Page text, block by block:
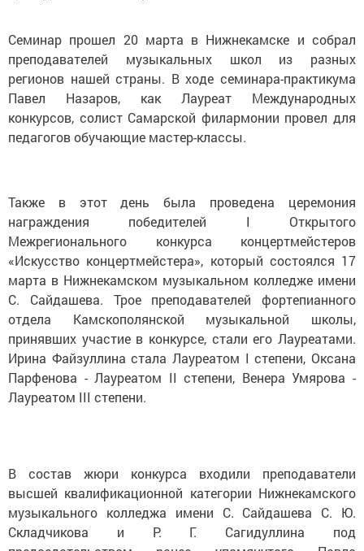
Семинар прошел 20 марта в Нижнекамске и собрал
преподавателей музыкальных школ из разных
регионов нашей страны. В ходе семинара-практикума
Павел Назаров, как Лауреат Международных
конкурсов, солист Самарской филармонии провел для
педагогов обучающие мастер-классы.
Также в этот день была проведена церемония
награждения победителей I Открытого
Межрегионального конкурса концертмейстеров
«Искусство концертмейстера», который состоялся 17
марта в Нижнекамском музыкальном колледже имени
С. Сайдашева. Трое преподавателей фортепианного
отдела Камскополянской музыкальной школы,
принявших участие в конкурсе, стали его Лауреатами.
Ирина Файзуллина стала Лауреатом I степени, Оксана
Парфенова - Лауреатом II степени, Венера Умярова -
Лауреатом III степени.
В состав жюри конкурса входили преподаватели
высшей квалификационной категории Нижнекамского
музыкального колледжа имени С. Сайдашева С. Ю.
Складчикова и Р. Г. Сагидуллина под